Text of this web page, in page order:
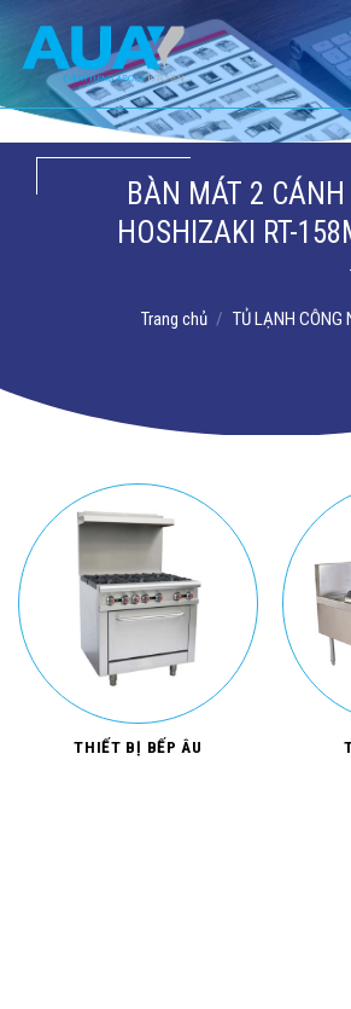
dung
BÀN MÁT 2
HOSHIZAKI RT-
Trang chủ / TỦ LẠNH CÔNG
THIẾT BỊ BẾP ÂU